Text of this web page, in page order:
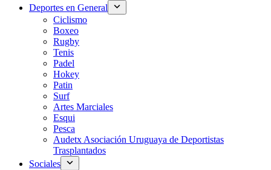
Deportes en General
Ciclismo
Boxeo
Rugby
Tenis
Padel
Hokey
Patin
Surf
Artes Marciales
Esqui
Pesca
Audetx Asociación Uruguaya de Deportistas
Trasplantados
Sociales